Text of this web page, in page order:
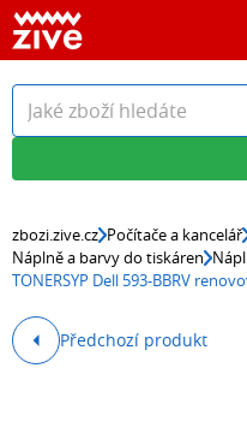
zbozi.zive.cz Počítače a kancelář
Náplně a barvy do tiskáren
TONERSYP Dell 593-BBRV
Předchozí produkt